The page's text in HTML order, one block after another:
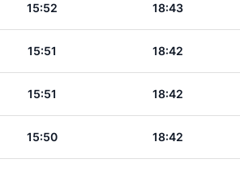
15:52 18:43
15:51 18:42
15:51 18:42
15:50 18:42